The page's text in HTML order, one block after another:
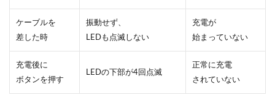
ケーブルを
差した時
振動せず、
LEDも点滅しない
充電が
始まっていない
充電後に
ボタンを押す
LEDの下部が4回点滅
正常に充電
されていない